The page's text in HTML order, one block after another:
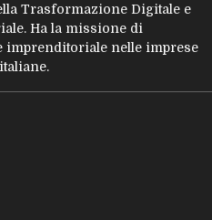
Trasformazione Digitale e
Ha la missione di
imprenditoriale nelle imprese